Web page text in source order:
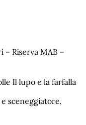
– Riserva MAB –
Il lupo e la farfalla
sceneggiatore,